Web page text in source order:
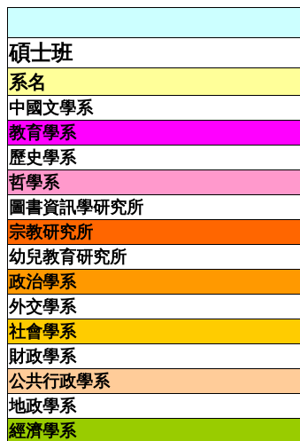
碩士班
系名
中國文學系
教育學系
歷史學系
哲學系
圖書資訊學研究所
宗教研究所
幼兒教育研究所
政治學系
外交學系
社會學系
財政學系
公共行政學系
地政學系
經濟學系